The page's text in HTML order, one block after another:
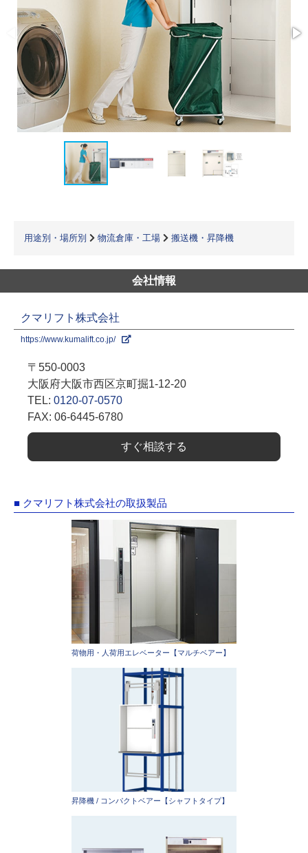
用途別・場所別 物流倉庫・工場 搬送機・昇降機
会社情報
クマリフト株式会社
https://www.kumalift.co.jp/
〒550-0003
大阪府大阪市西区京町掘1-12-20
TEL: 0120-07-0570
FAX: 06-6445-6780
すぐ相談する
■ クマリフト株式会社の取扱製品
荷物用・人荷用エレベーター【マルチベアー】
昇降機 / コンパクトベアー【シャフトタイプ】